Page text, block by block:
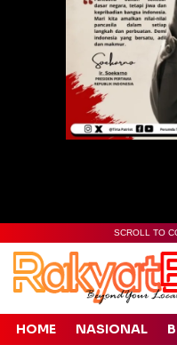
SCROLL TO
HOME NASIONAL